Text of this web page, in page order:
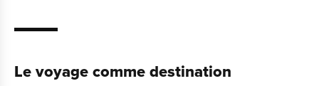
Le voyage comme destination